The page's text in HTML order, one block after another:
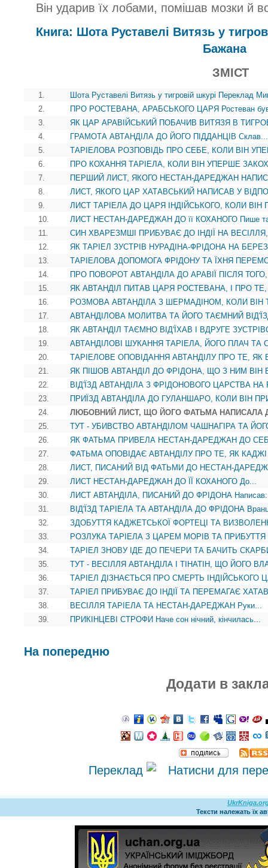
Він ударив їх лобами, помішав мозки й
Книга: Шота Руставелі Витязь у
Бажана
ЗМІСТ
1.
Шота Руставелі Витязь у тигровій шкурі Переклад
2.
ПРО РОСТЕВАНА, АРАБСЬКОГО ЦАРЯ Ростеван
3.
ЯК ЦАР АРАВІЙСЬКИЙ ПОБАЧИВ ВИТЯЗЯ В
4.
ГРАМОТА АВТАНДІЛА ДО ЙОГО ПІДДАНЦІВ Склав...
5.
ТАРІЕЛОВА РОЗПОВІДЬ ПРО СЕБЕ, КОЛИ ВІН
6.
ПРО КОХАННЯ ТАРІЕЛА, КОЛИ ВІН УПЕРШЕ
7.
ПЕРШИЙ ЛИСТ, ЯКОГО НЕСТАН-ДАРЕДЖАН
8.
ЛИСТ, ЯКОГО ЦАР ХАТАВСЬКИЙ НАПИСАВ У
9.
ЛИСТ ТАРІЕЛА ДО ЦАРЯ ІНДІЙСЬКОГО, КОЛИ ВІН
10.
ЛИСТ НЕСТАН-ДАРЕДЖАН ДО її КОХАНОГО Пише
11.
СИН ХВАРЕЗМШІ ПРИБУВАЄ ДО ІНДІЇ НА
12.
ЯК ТАРІЕЛ ЗУСТРІВ НУРАДІНА-ФРІДОНА НА
13.
ТАРІЕЛОВА ДОПОМОГА ФРІДОНУ ТА ЇХНЯ
14.
ПРО ПОВОРОТ АВТАНДІЛА ДО АРАВІЇ ПІСЛЯ
15.
ЯК АВТАНДІЛ ПИТАВ ЦАРЯ РОСТЕВАНА, І ПРО
16.
РОЗМОВА АВТАНДІЛА З ШЕРМАДІНОМ, КОЛИ ВІН
17.
АВТАНДІЛОВА МОЛИТВА ТА ЙОГО ТАЄМНИЙ
18.
ЯК АВТАНДІЛ ТАЄМНО ВІД'ЇХАВ І ВДРУГЕ
19.
АВТАНДІЛОВІ ШУКАННЯ ТАРІЕЛА, ЙОГО ПЛАЧ ТА
20.
ТАРІЕЛОВЕ ОПОВІДАННЯ АВТАНДІЛУ ПРО ТЕ, ЯК
21.
ЯК ПІШОВ АВТАНДІЛ ДО ФРІДОНА, ЩО З НИМ ВІН
22.
ВІД'ЇЗД АВТАНДІЛА З ФРІДОНОВОГО ЦАРСТВА
23.
ПРИЇЗД АВТАНДІЛА ДО ГУЛАНШАРО, КОЛИ ВІН
24.
ЛЮБОВНИЙ ЛИСТ, ЩО ЙОГО ФАТЬМА НАПИСАЛА
25.
ТУТ - УБИВСТВО АВТАНДІЛОМ ЧАШНАГІРА ТА
26.
ЯК ФАТЬМА ПРИВЕЛА НЕСТАН-ДАРЕДЖАН ДО
27.
ФАТЬМА ОПОВІДАЄ АВТАНДІЛУ ПРО ТЕ, ЯК
28.
ЛИСТ, ПИСАНИЙ ВІД ФАТЬМИ ДО НЕСТАН-
29.
ЛИСТ НЕСТАН-ДАРЕДЖАН ДО ЇЇ КОХАНОГО До...
30.
ЛИСТ АВТАНДІЛА, ПИСАНИЙ ДО ФРІДОНА
31.
ВІД'ЇЗД ТАРІЕЛА ТА АВТАНДІЛА ДО ФРІДОНА
32.
ЗДОБУТТЯ КАДЖЕТСЬКОЇ ФОРТЕЦІ ТА
33.
РОЗЛУКА ТАРІЕЛА З ЦАРЕМ МОРІВ ТА
34.
ТАРІЕЛ ЗНОВУ ІДЕ ДО ПЕЧЕРИ ТА БАЧИТЬ
35.
ТУТ - ВЕСІЛЛЯ АВТАНДІЛА І ТІНАТІН, ЩО ЙОГО
36.
ТАРІЕЛ ДІЗНАЄТЬСЯ ПРО СМЕРТЬ ІНДІЙСЬКОГО
37.
ТАРІЕЛ ПРИБУВАЄ ДО ІНДІЇ ТА ПЕРЕМАГАЄ
38.
ВЕСІЛЛЯ ТАРІЕЛА ТА НЕСТАН-ДАРЕДЖАН Руки...
39.
ПРИКІНЦЕВІ СТРОФИ Наче сон нічний, кінчилась...
На попередню
Додати в
Переклад
Тексти належать їх